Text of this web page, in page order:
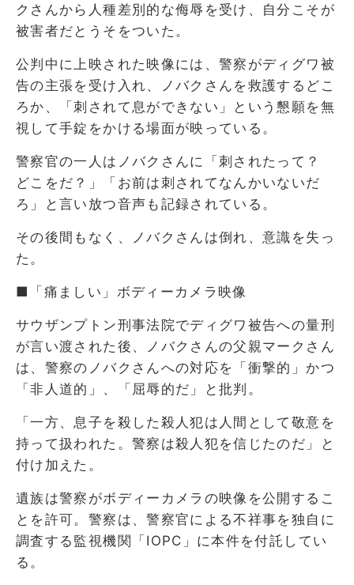
クさんから人種差別的な侮辱を受け、自分こそが
被害者だとうそをついた。
公判中に上映された映像には、警察がディグワ被
告の主張を受け入れ、ノバクさんを救護するどこ
ろか、「刺されて息ができない」という懇願を無
視して手錠をかける場面が映っている。
警察官の一人はノバクさんに「刺されたって？
どこをだ？」「お前は刺されてなんかいないだ
ろ」と言い放つ音声も記録されている。
その後間もなく、ノバクさんは倒れ、意識を失っ
た。
■「痛ましい」ボディーカメラ映像
サウザンプトン刑事法院でディグワ被告への量刑
が言い渡された後、ノバクさんの父親マークさん
は、警察のノバクさんへの対応を「衝撃的」かつ
「非人道的」、「屈辱的だ」と批判。
「一方、息子を殺した殺人犯は人間として敬意を
持って扱われた。警察は殺人犯を信じたのだ」と
付け加えた。
遺族は警察がボディーカメラの映像を公開するこ
とを許可。警察は、警察官による不祥事を独自に
調査する監視機関「IOPC」に本件を付託してい
る。